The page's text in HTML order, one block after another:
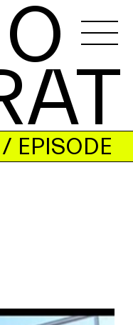
EPISODE